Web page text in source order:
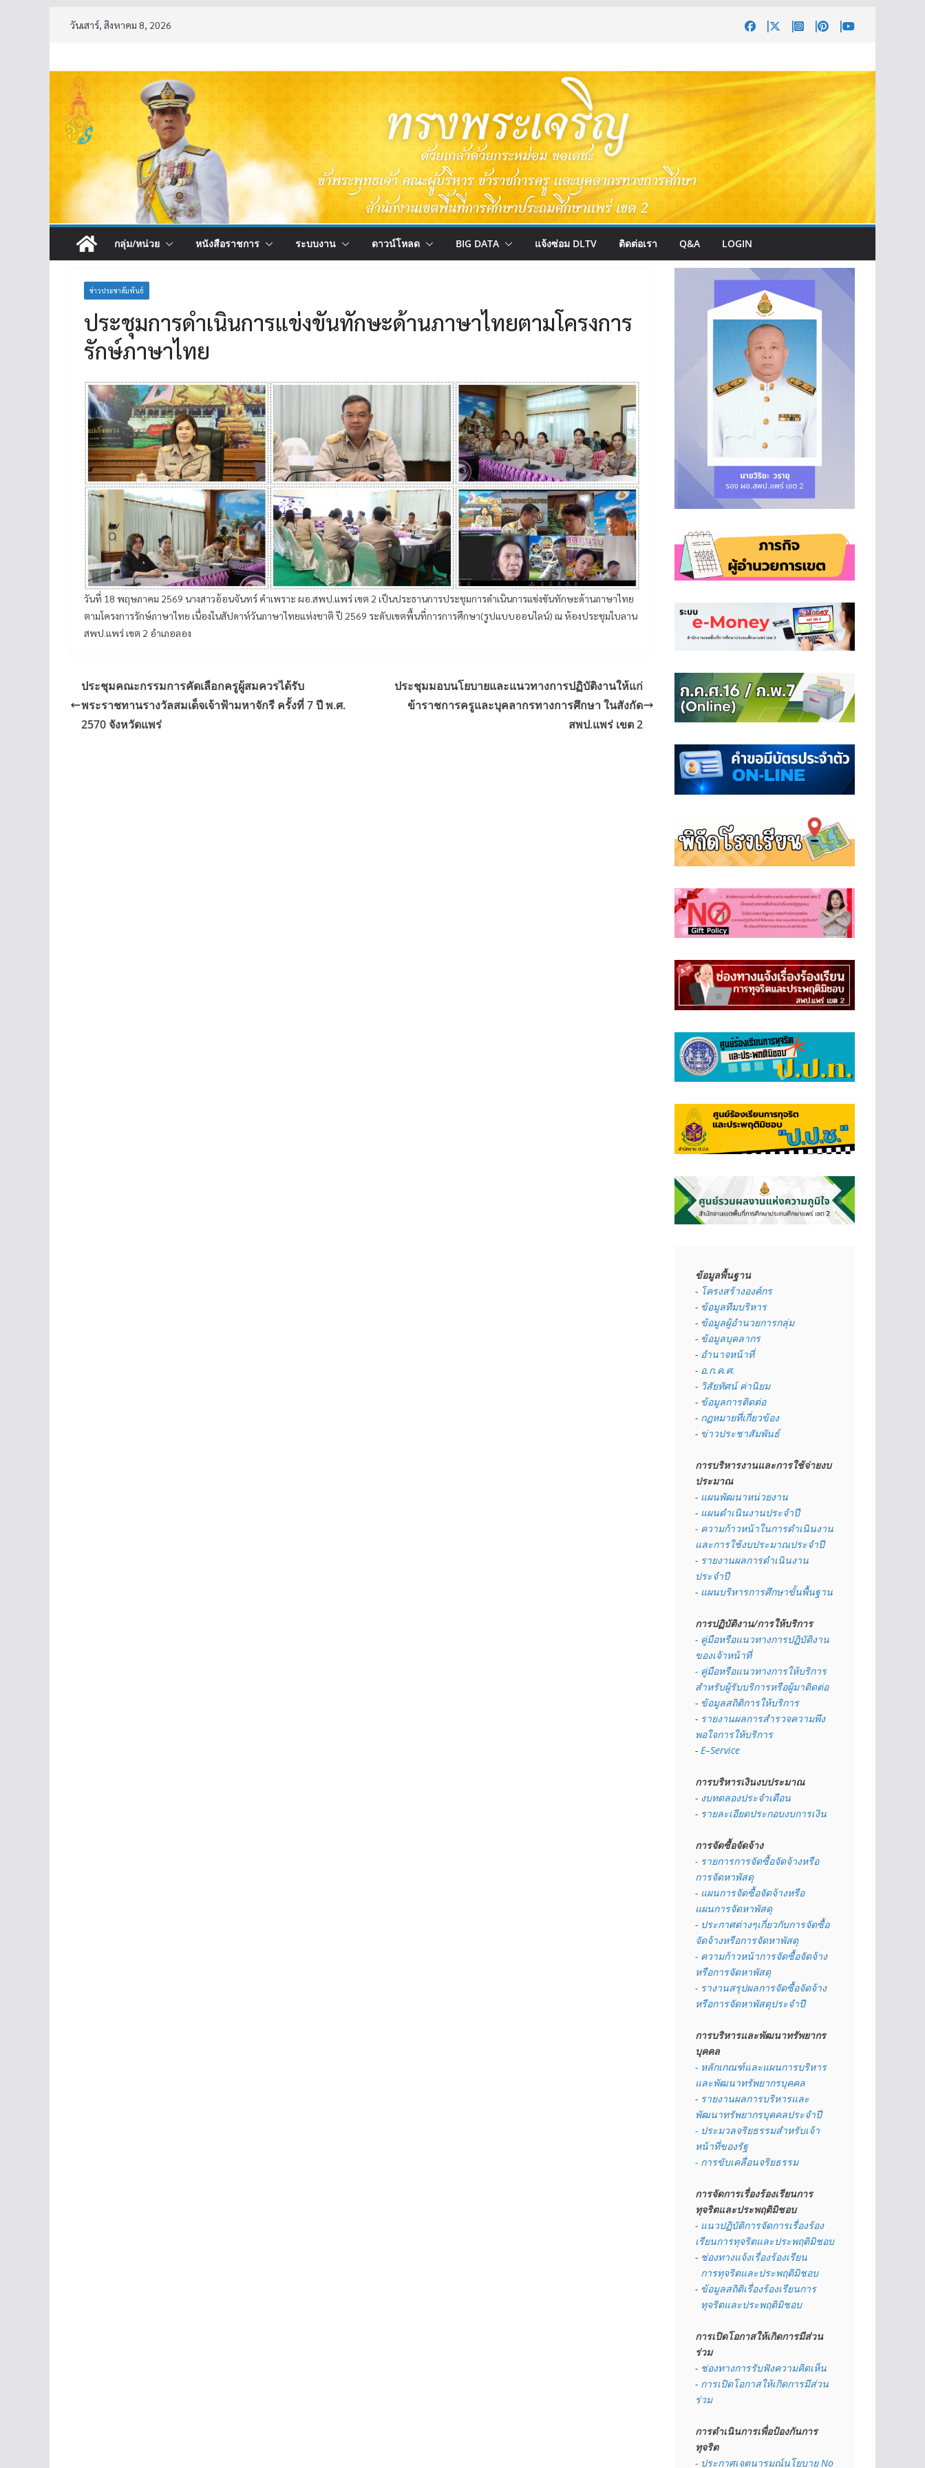
วันเสาร์, สิงหาคม 8, 2026
กลุ่ม/หน่วย หนังสือราชการ ระบบงาน ดาวน์โหลด BIG DATA แจ้งซ่อม DLTV ติดต่อเรา Q&A LOGIN
ข่าวประชาสัมพันธ์
ประชุมการดำเนินการแข่งขันทักษะด้านภาษาไทยตามโครงการ
รักษ์ภาษาไทย
วันที่ 18 พฤษภาคม 2569 นางสาวอ้อนจันทร์ คำเพราะ ผอ.สพป.แพร่ เขต 2 เป็นประธานการประชุมการดำเนินการแข่งขันทักษะด้านภาษาไทย
ตามโครงการรักษ์ภาษาไทย เนื่องในสัปดาห์วันภาษาไทยแห่งชาติ ปี 2569 ระดับเขตพื้นที่การการศึกษา(รูปแบบออนไลน์) ณ ห้องประชุมใบลาน
สพป.แพร่ เขต 2 อำเภอลอง
ประชุมคณะกรรมการคัดเลือกครูผู้สมควรได้รับ
พระราชทานรางวัลสมเด็จเจ้าฟ้ามหาจักรี ครั้งที่ 7 ปี พ.ศ.
2570 จังหวัดแพร่
ประชุมมอบนโยบายและแนวทางการปฏิบัติงานให้แก่
ข้าราชการครูและบุคลากรทางการศึกษา ในสังกัด
สพป.แพร่ เขต 2
ข้อมูลพื้นฐาน
- โครงสร้างองค์กร
- ข้อมูลทีมบริหาร
- ข้อมูลผู้อำนวยการกลุ่ม
- ข้อมูลบุคลากร
- อำนาจหน้าที่
- อ.ก.ค.ศ.
- วิสัยทัศน์ ค่านิยม
- ข้อมูลการติดต่อ
- กฏหมายที่เกี่ยวข้อง
- ข่าวประชาสัมพันธ์
การบริหารงานและการใช้จ่ายงบ
ประมาณ
- แผนพัฒนาหน่วยงาน
- แผนดำเนินงานประจำปี
- ความก้าวหน้าในการดำเนินงาน
และการใช้งบประมาณประจำปี
- รายงานผลการดำเนินงาน
ประจำปี
- แผนบริหารการศึกษาขั้นพื้นฐาน
การปฏิบัติงาน/การให้บริการ
- คู่มือหรือแนวทางการปฏิบัติงาน
ของเจ้าหน้าที่
- คู่มือหรือแนวทางการให้บริการ
สำหรับผู้รับบริการหรือผู้มาติดต่อ
- ข้อมูลสถิติการให้บริการ
- รายงานผลการสำรวจความพึง
พอใจการให้บริการ
- E–Service
การบริหารเงินงบประมาณ
- งบทดลองประจำเดือน
- รายละเอียดประกอบงบการเงิน
การจัดซื้อจัดจ้าง
- รายการการจัดซื้อจัดจ้างหรือ
การจัดหาพัสดุ
- แผนการจัดซื้อจัดจ้างหรือ
แผนการจัดหาพัสดุ
- ประกาศต่างๆเกี่ยวกับการจัดซื้อ
จัดจ้างหรือการจัดหาพัสดุ
- ความก้าวหน้าการจัดซื้อจัดจ้าง
หรือการจัดหาพัสดุ
- รางานสรุปผลการจัดซื้อจัดจ้าง
หรือการจัดหาพัสดุประจำปี
การบริหารและพัฒนาทรัพยากร
บุคคล
- หลักเกณฑ์และแผนการบริหาร
และพัฒนาทรัพยากรบุคคล
- รายงานผลการบริหารและ
พัฒนาทรัพยากรบุคคลประจำปี
- ประมวลจริยธรรมสำหรับเจ้า
หน้าที่ของรัฐ
- การขับเคลื่อนจริยธรรม
การจัดการเรื่องร้องเรียนการ
ทุจริตและประพฤติมิชอบ
- แนวปฏิบัติการจัดการเรื่องร้อง
เรียนการทุจริตและประพฤติมิชอบ
- ช่องทางแจ้งเรื่องร้องเรียน
  การทุจริตและประพฤติมิชอบ
- ข้อมูลสถิติเรื่องร้องเรียนการ
  ทุจริตและประพฤติมิชอบ
การเปิดโอกาสให้เกิดการมีส่วน
ร่วม
- ช่องทางการรับฟังความคิดเห็น
- การเปิดโอกาสให้เกิดการมีส่วน
ร่วม
การดำเนินการเพื่อป้องกันการ
ทุจริต
- ประกาศเจตนารมณ์นโยบาย No